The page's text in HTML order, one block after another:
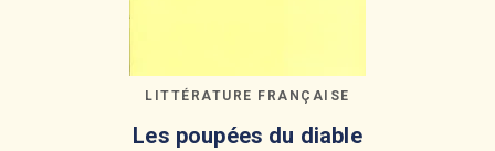
LITTÉRATURE FRANÇAISE
Les poupées du diable